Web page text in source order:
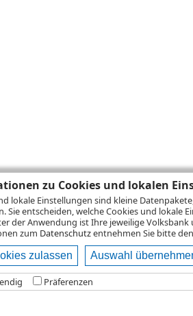
zu Cookies und lokalen
lokale Einstellungen sind kleine
Sie entscheiden, welche Cookies und lokale
der Anwendung ist Ihre jeweilige Volksbank
zum Datenschutzentnehmen Sie bitte
zulassen Auswahl
Präferenzen